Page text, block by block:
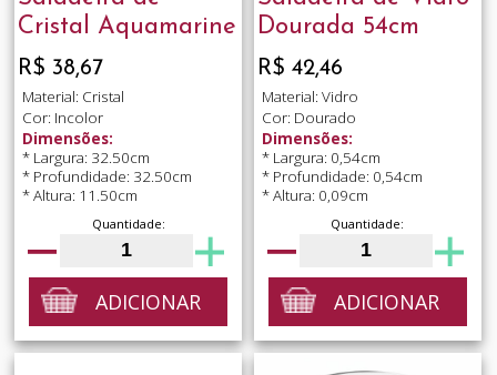
Cristal Aquamarine
R$ 38,67
Material: Cristal
Cor: Incolor
Dimensões:
* Largura: 32.50cm
* Profundidade: 32.50cm
* Altura: 11.50cm
Quantidade:
ADICIONAR
Dourada 54cm
R$ 42,46
Material: Vidro
Cor: Dourado
Dimensões:
* Largura: 0,54cm
* Profundidade: 0,54cm
* Altura: 0,09cm
Quantidade:
ADICIONAR